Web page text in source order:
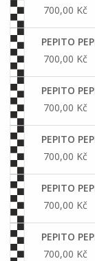
700,00 Kč
PEPITO
700,00 Kč
PEPITO
700,00 Kč
PEPITO
700,00 Kč
PEPITO
700,00 Kč
PEPITO
700,00 Kč